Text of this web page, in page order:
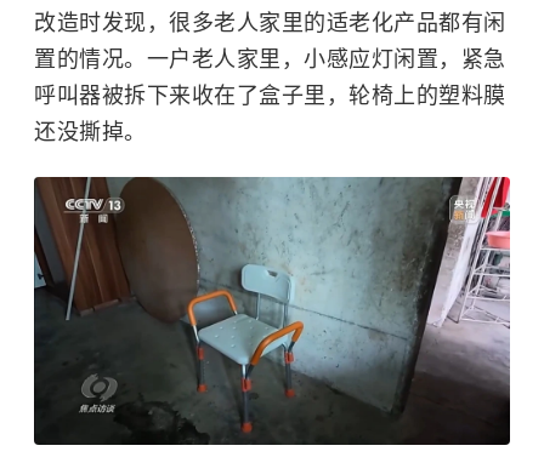
改造时发现，很多老人家里的适老化产品都有闲
置的情况。一户老人家里，小感应灯闲置，紧急
呼叫器被拆下来收在了盒子里，轮椅上的塑料膜
还没撕掉。